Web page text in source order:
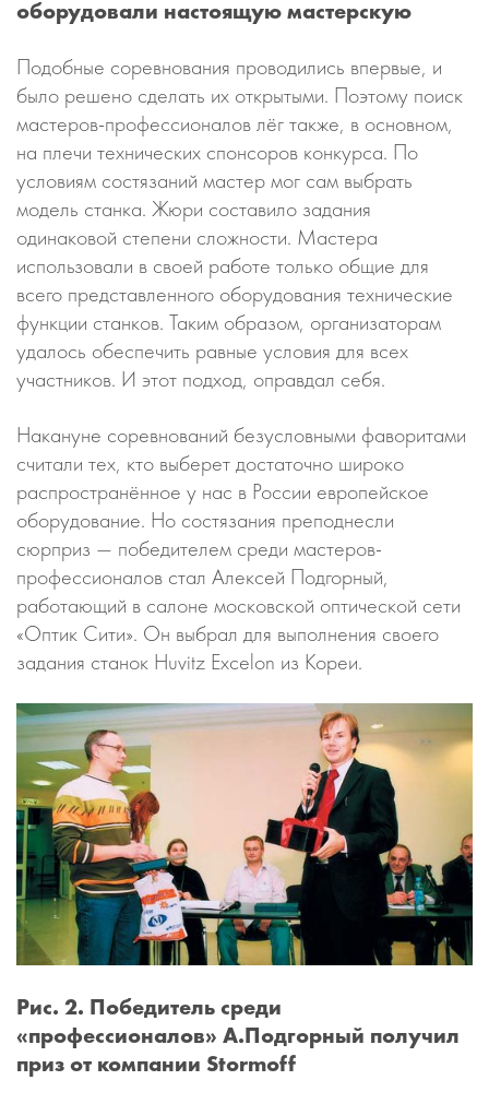
оборудовали настоящую мастерскую
Подобные соревнования проводились впервые, и
было решено сделать их открытыми. Поэтому поиск
мастеров-профессионалов лёг также, в основном,
на плечи технических спонсоров конкурса. По
условиям состязаний мастер мог сам выбрать
модель станка. Жюри составило задания
одинаковой степени сложности. Мастера
использовали в своей работе только общие для
всего представленного оборудования технические
функции станков. Таким образом, организаторам
удалось обеспечить равные условия для всех
участников. И этот подход, оправдал себя.
Накануне соревнований безусловными фаворитами
считали тех, кто выберет достаточно широко
распространённое у нас в России европейское
оборудование. Но состязания преподнесли
сюрприз — победителем среди мастеров-
профессионалов стал Алексей Подгорный,
работающий в салоне московской оптической сети
«Оптик Сити». Он выбрал для выполнения своего
задания станок Huvitz Excelon из Кореи.
Рис. 2. Победитель среди
«профессионалов» А.Подгорный получил
приз от компании Stormoff